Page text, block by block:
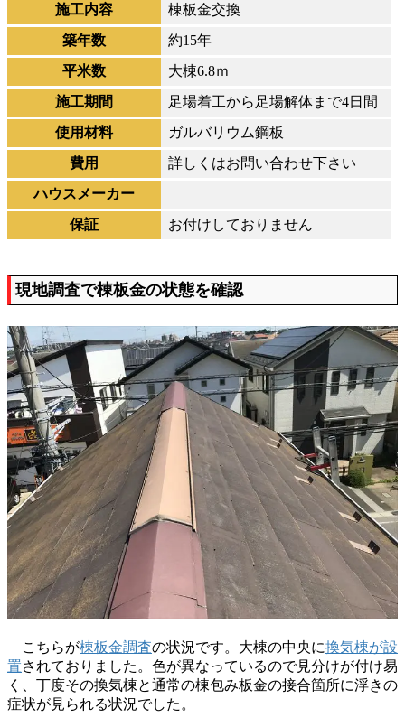
施工内容
棟板金交換
築年数
約15年
平米数
大棟6.8ｍ
施工期間
足場着工から足場解体まで4日間
使用材料
ガルバリウム鋼板
費用
詳しくはお問い合わせ下さい
ハウスメーカー
保証
お付けしておりません
現地調査で棟板金の状態を確認
こちらが棟板金調査の状況です。大棟の中央に換気棟が設
置されておりました。色が異なっているので見分けが付け易
く、丁度その換気棟と通常の棟包み板金の接合箇所に浮きの
症状が見られる状況でした。